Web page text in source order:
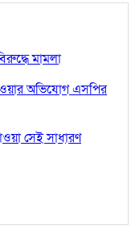
মামলা
অভিযোগ এসপির
সেই সাধারণ